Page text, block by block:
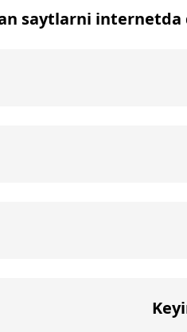
saytlarni